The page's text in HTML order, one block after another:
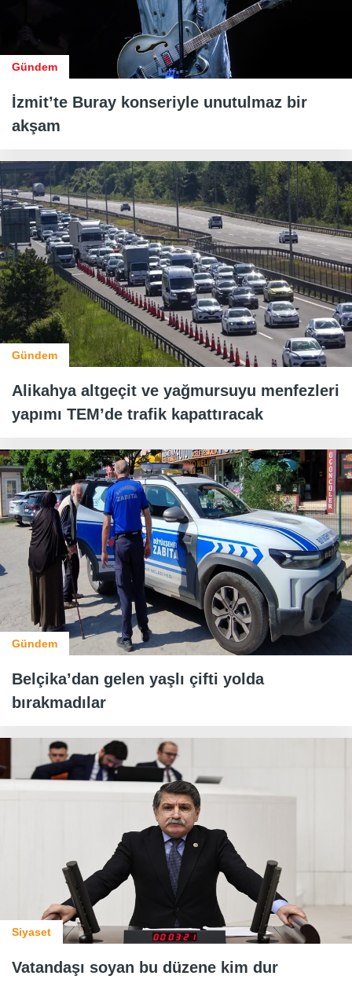
Gündem
İzmit’te Buray konseriyle unutulmaz bir
akşam
Gündem
Alikahya altgeçit ve yağmursuyu menfezleri
yapımı TEM’de trafik kapattıracak
Gündem
Belçika’dan gelen yaşlı çifti yolda
bırakmadılar
Siyaset
Vatandaşı soyan bu düzene kim dur